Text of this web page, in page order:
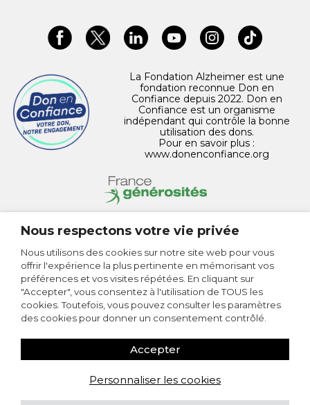
La Fondation Alzheimer est une
fondation reconnue Don en
Confiance depuis 2022. Don en
Confiance est un organisme
indépendant qui contrôle la bonne
utilisation des dons.
Pour en savoir plus :
www.donenconfiance.org
MENTIONS LÉGALES
POLITIQUE DE CONFIDENTIALITÉ
Nous respectons votre vie privée
Nous utilisons des cookies sur notre site web pour vous
offrir l'expérience la plus pertinente en mémorisant vos
préférences et vos visites répétées. En cliquant sur
"Accepter", vous consentez à l'utilisation de TOUS les
cookies. Toutefois, vous pouvez consulter les paramètres
des cookies pour donner un consentement contrôlé.
Personnaliser les cookies
Accepter